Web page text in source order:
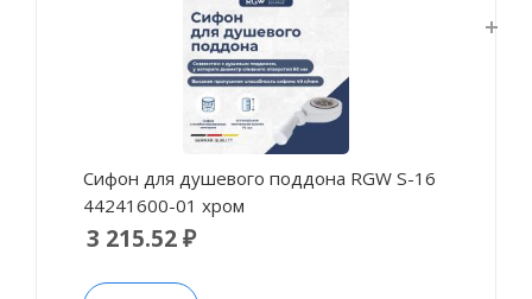
Сифон для душевого поддона RGW S-16
44241600-01 хром
3 215.52 ₽